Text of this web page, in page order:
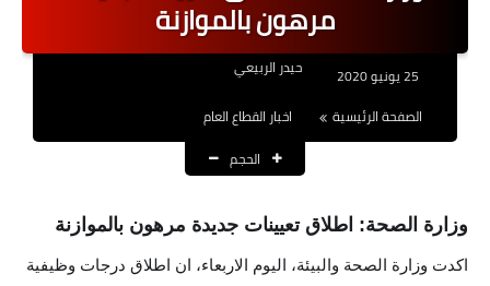
اخبار القطاع الخاص
العقود والاجور اليومية
الرواتب
مرهون بالموازنة
حيدر الربيعي
الصفحة الرئيسية
اخبار القطاع العام
الحجم
وزارة الصحة: اطلاق تعيينات جديدة مرهون بالموازنة
اكدت وزارة الصحة والبيئة، اليوم الاربعاء، ان اطلاق درجات وظيفية